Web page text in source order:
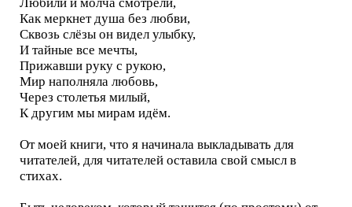
Как меркнет душа без любви,
Сквозь слёзы он видел улыбку,
И тайные все мечты,
Прижавши руку с рукою,
Мир наполняла любовь,
Через столетья милый,
К другим мы мирам идём.
От моей книги, что я начинала выкладывать для
читателей, для читателей оставила свой смысл в
стихах.